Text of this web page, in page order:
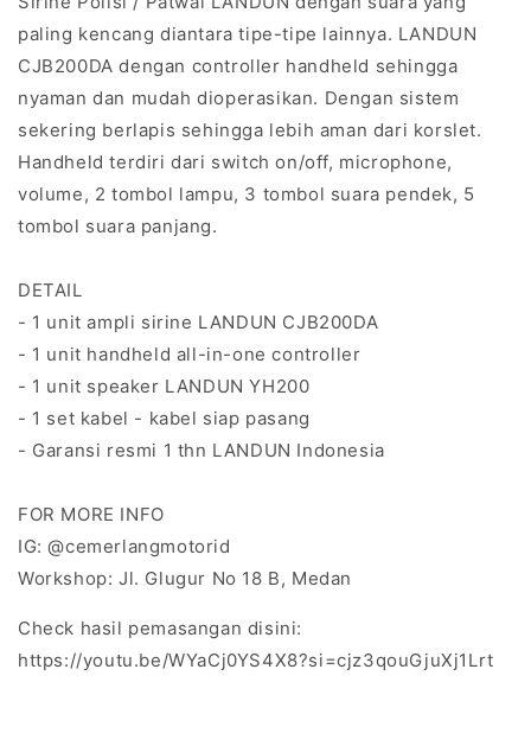
paling kencang diantara tipe-tipe lainnya. LANDUN
CJB200DA dengan controller handheld sehingga
nyaman dan mudah dioperasikan. Dengan sistem
sekering berlapis sehingga lebih aman dari korslet.
Handheld terdiri dari switch on/off, microphone,
volume, 2 tombol lampu, 3 tombol suara pendek, 5
tombol suara panjang.
DETAIL
- 1 unit ampli sirine LANDUN CJB200DA
- 1 unit handheld all-in-one controller
- 1 unit speaker LANDUN YH200
- 1 set kabel - kabel siap pasang
- Garansi resmi 1 thn LANDUN Indonesia
FOR MORE INFO
IG: @cemerlangmotorid
Workshop: Jl. Glugur No 18 B, Medan
Check hasil pemasangan disini:
https://youtu.be/WYaCj0YS4X8?si=cjz3qouGjuXj1Lrt